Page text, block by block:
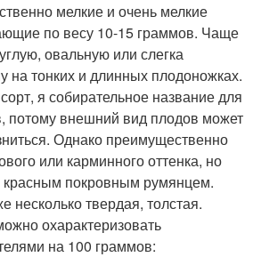
мелкие и очень мелкие
по весу 10-15 граммов. Чаще
овальную или слегка
на тонких и длинных плодоножках.
я собирательное название для
потому внешний вид плодов может
Однако преимущественно
или карминного оттенка, но
покровным румянцем.
несколько твердая, толстая.
охарактеризовать
на 100 граммов: